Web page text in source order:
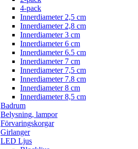
4-pack
Innerdiameter 2,5 cm
Innerdiameter 2,8 cm
Innerdiameter 3 cm
Innerdiameter 6 cm
Innerdiameter 6.5 cm
Innerdiameter 7 cm
Innerdiameter 7,5 cm
Innerdiameter 7.8 cm
Innerdiameter 8 cm
Innerdiameter 8,5 cm
Badrum
Belysning, lampor
Förvaringskorgar
Girlanger
LED Ljus